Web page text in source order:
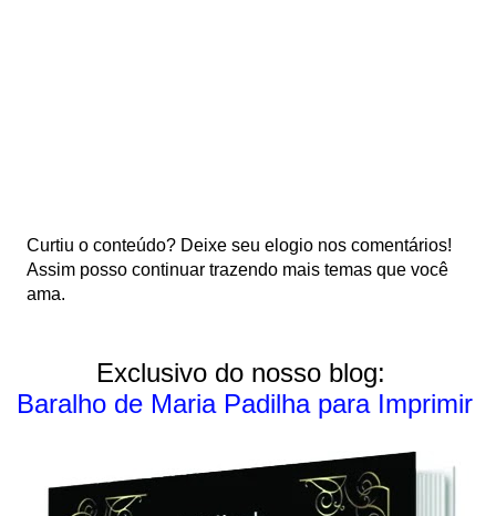
P
o
s
u
m
Curtiu o conteúdo? Deixe seu elogio nos comentários!
Assim posso continuar trazendo mais temas que você
ama.
Exclusivo do nosso blog:
Baralho de Maria Padilha para Imprimir